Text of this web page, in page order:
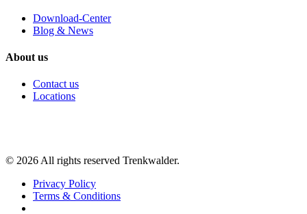
Download-Center
Blog & News
About us
Contact us
Locations
© 2026 All rights reserved Trenkwalder.
Privacy Policy
Terms & Conditions